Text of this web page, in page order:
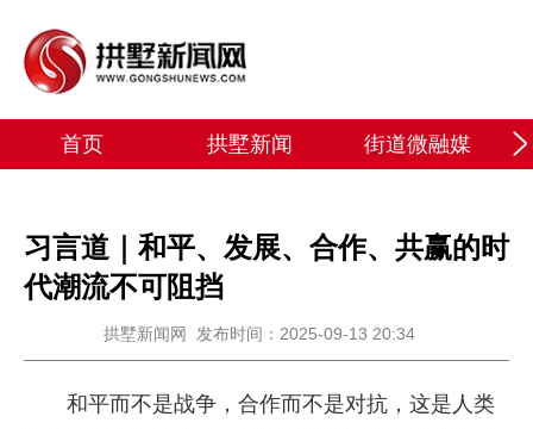
首页 拱墅新闻 街道微融媒
习言道｜和平、发展、合作、共赢的时
代潮流不可阻挡
拱墅新闻网 发布时间：2025-09-13 20:34
和平而不是战争，合作而不是对抗，这是人类